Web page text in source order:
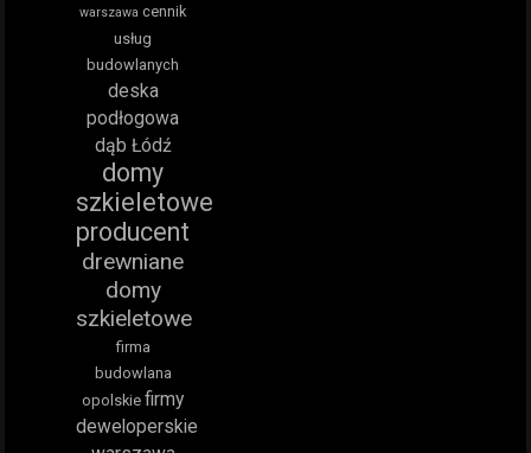
warszawa cennik
usług
budowlanych
deska
podłogowa
dąb Łódź
domy
szkieletowe
producent
drewniane
domy
szkieletowe
firma
budowlana
opolskie firmy
deweloperskie